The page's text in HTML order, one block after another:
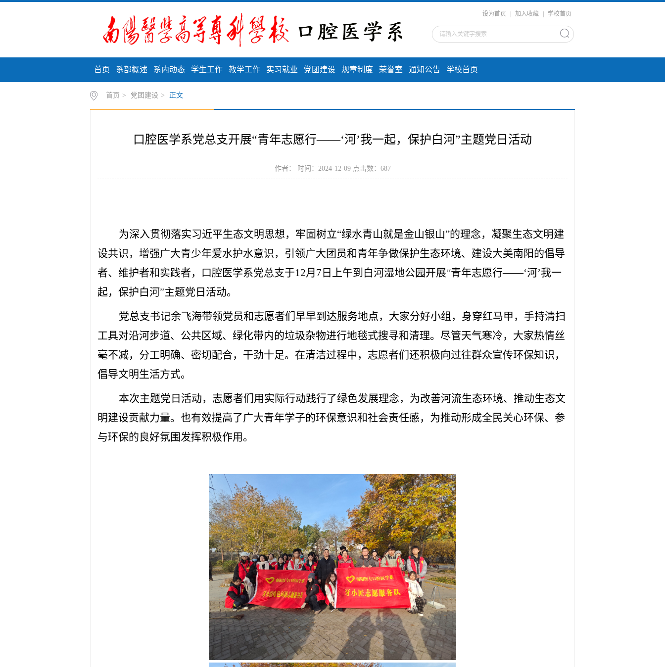
设为首页 加入收藏 学校首页
首页 系部概述 系内动态 学生工作 教学工作 实习就业 党团建设 规章制度 荣誉室 通知公告 学校首页
首页 > 党团建设 > 正文
口腔医学系党总支开展“青年志愿行——‘河’我一起，保护白河”主题党日活动
作者： 时间：2024-12-09 点击数： 687
为深入贯彻落实习近平生态文明思想，牢固树立“绿水青山就是金山银山”的理念，凝聚生态文明建
设共识，增强广大青少年爱水护水意识，引领广大团员和青年争做保护生态环境、建设大美南阳的倡导
者、维护者和实践者，口腔医学系党总支于12月7日上午到白河湿地公园开展“青年志愿行——‘河’我一
起，保护白河”主题党日活动。
党总支书记余飞海带领党员和志愿者们早早到达服务地点，大家分好小组，身穿红马甲，手持清扫
工具对沿河步道、公共区域、绿化带内的垃圾杂物进行地毯式搜寻和清理。尽管天气寒冷，大家热情丝
毫不减，分工明确、密切配合，干劲十足。在清洁过程中，志愿者们还积极向过往群众宣传环保知识，
倡导文明生活方式。
本次主题党日活动， 志愿者们用实际行动践行了绿色发展理念，为改善河流生态环境、推动生态文
明建设贡献力量。 也有效提高了广大青年学子的环保意识和社会责任感，为推动形成全民关心环保、参
与环保的良好氛围发挥积极作用。